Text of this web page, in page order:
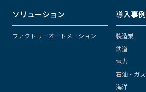
ソリューション
ファクトリーオートメーション
導入事例
製造業
鉄道
電力
石油・ガス
海洋